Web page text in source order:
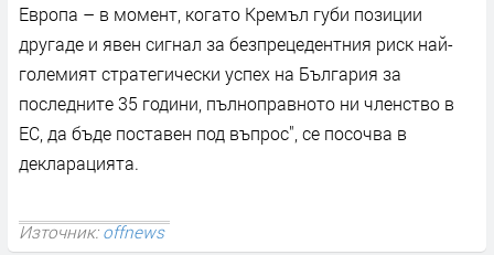
Европа – в момент, когато Кремъл губи позиции
другаде и явен сигнал за безпрецедентния риск най-
големият стратегически успех на България за
последните 35 години, пълноправното ни членство в
ЕС, да бъде поставен под въпрос", се посочва в
декларацията.
Източник:offnews